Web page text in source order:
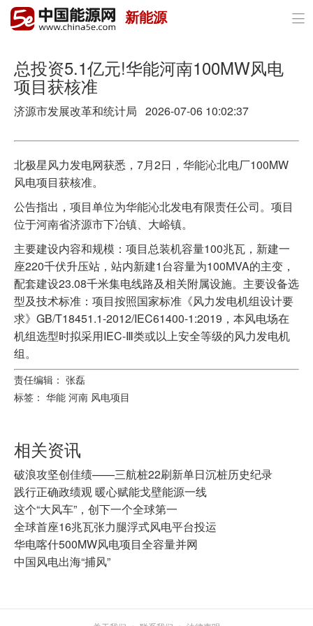
首页
政策与经济
电力
节能环保
分布式能源
新能源 
总投资5.1亿元!华能河南100MW风电
项目获核准
济源市发展改革和统计局 2026-07-06 10:02:37
北极星风力发电网获悉，7月2日，华能沁北电厂100MW
风电项目获核准。
公告指出，项目单位为华能沁北发电有限责任公司。项目
位于河南省济源市下冶镇、大峪镇。
主要建设内容和规模：项目总装机容量100兆瓦，新建一
座220千伏升压站，站内新建1台容量为100MVA的主变，
配套建设23.08千米集电线路及相关附属设施。主要设备选
型及技术标准：项目按照国家标准《风力发电机组设计要
求》GB/T18451.1-2012/IEC61400-1:2019，本风电场在
机组选型时拟采用IEC-Ⅲ类或以上安全等级的风力发电机
组。
责任编辑： 张磊
标签： 华能 河南 风电项目
相关资讯
破浪攻坚创佳绩——三航桩22刷新单日沉桩历史纪录
践行正确政绩观 暖心赋能戈壁能源一线
这个“大风车”，创下一个全球第一
全球首座16兆瓦张力腿浮式风电平台投运
华电喀什500MW风电项目全容量并网
中国风电出海“捕风”